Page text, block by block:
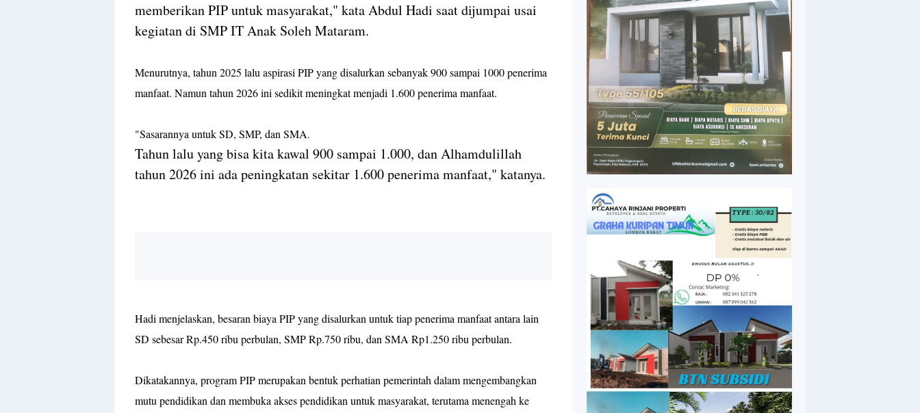
memberikan PIP untuk masyarakat," kata Abdul Hadi saat dijumpai usai
kegiatan di SMP IT Anak Soleh Mataram.
‎Menurutnya, tahun 2025 lalu aspirasi PIP yang disalurkan sebanyak 900 sampai 1000 penerima
manfaat. Namun tahun 2026 ini sedikit meningkat menjadi 1.600 penerima manfaat.
‎"Sasarannya untuk SD, SMP, dan SMA.
‎Tahun lalu yang bisa kita kawal 900 sampai 1.000, dan Alhamdulillah
tahun 2026 ini ada peningkatan sekitar 1.600 penerima manfaat," katanya.
‎Hadi menjelaskan, besaran biaya PIP yang disalurkan untuk tiap penerima manfaat antara lain
SD sebesar Rp.450 ribu perbulan, SMP Rp.750 ribu, dan SMA Rp1.250 ribu perbulan.
‎Dikatakannya, program PIP merupakan bentuk perhatian pemerintah dalam mengembangkan
mutu pendidikan dan membuka akses pendidikan untuk masyarakat, terutama menengah ke